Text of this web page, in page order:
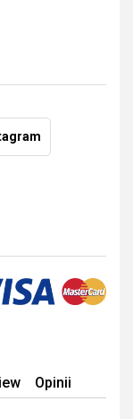
Opinii